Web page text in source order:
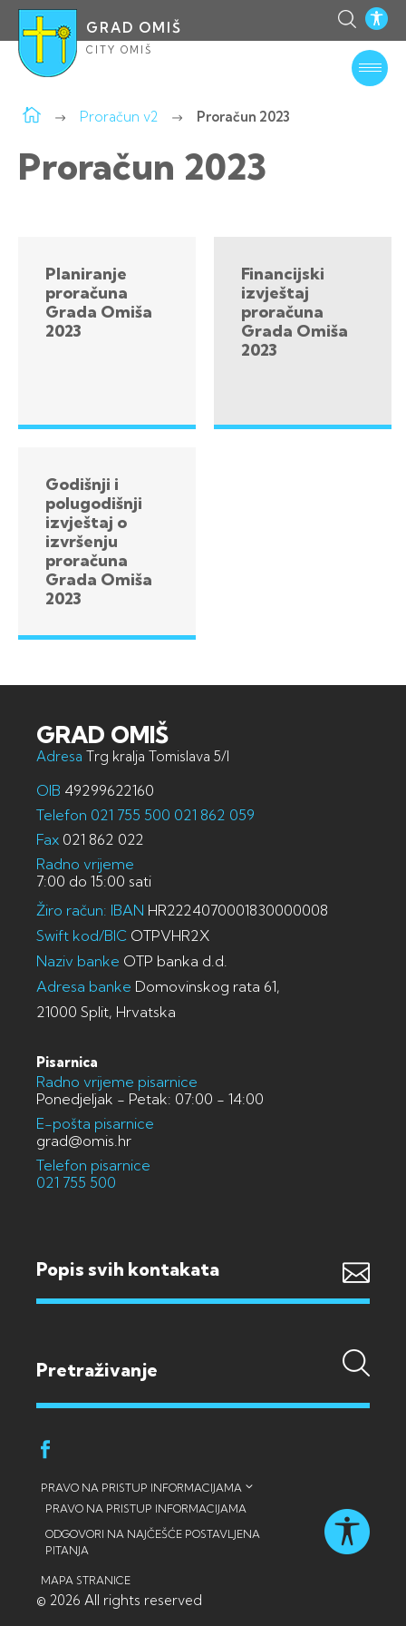
GRAD OMIŠ
CITY OMIŠ
Proračun v2 Proračun 2023
Proračun 2023
Planiranje
proračuna
Grada Omiša
2023
Financijski
izvještaj
proračuna
Grada Omiša
2023
Godišnji i
polugodišnji
izvještaj o
izvršenju
proračuna
Grada Omiša
2023
GRAD OMIŠ
Adresa Trg kralja Tomislava 5/I
OIB 49299622160
Telefon 021 755 500 021 862 059
Fax 021 862 022
Radno vrijeme
7:00 do 15:00 sati
Žiro račun: IBAN HR2224070001830000008
Swift kod/BIC OTPVHR2X
Naziv banke OTP banka d.d.
Adresa banke Domovinskog rata 61,
21000 Split, Hrvatska
Pisarnica
Radno vrijeme pisarnice
Ponedjeljak - Petak: 07:00 - 14:00
E-pošta pisarnice
grad@omis.hr
Telefon pisarnice
021 755 500
Popis svih kontakata
PRAVO NA PRISTUP INFORMACIJAMA
PRAVO NA PRISTUP INFORMACIJAMA
ODGOVORI NA NAJČEŠĆE POSTAVLJENA
PITANJA
MAPA STRANICE
© 2026 All rights reserved